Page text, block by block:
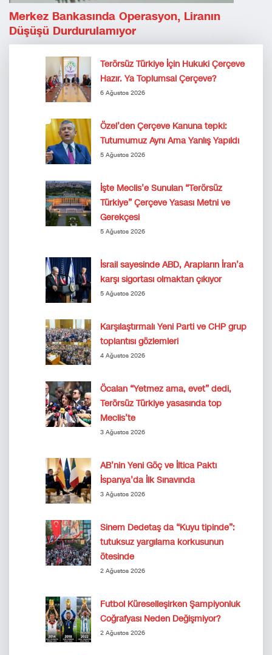
Merkez Bankasında Operasyon, Liranın
Düşüşü Durdurulamıyor
Terörsüz Türkiye İçin Hukuki Çerçeve
Hazır. Ya Toplumsal Çerçeve?
6 Ağustos 2026
Özel’den Çerçeve Kanuna tepki:
Tutumumuz Aynı Ama Yanlış Yapıldı
5 Ağustos 2026
İşte Meclis’e Sunulan “Terörsüz
Türkiye” Çerçeve Yasası Metni ve
Gerekçesi
5 Ağustos 2026
İsrail sayesinde ABD, Arapların İran’a
karşı sigortası olmaktan çıkıyor
5 Ağustos 2026
Karşılaştırmalı Yeni Parti ve CHP grup
toplantısı gözlemleri
4 Ağustos 2026
Öcalan “Yetmez ama, evet” dedi,
Terörsüz Türkiye yasasında top
Meclis’te
3 Ağustos 2026
AB’nin Yeni Göç ve İltica Paktı
İspanya’da İlk Sınavında
3 Ağustos 2026
Sinem Dedetaş da “Kuyu tipinde”:
tutuksuz yargılama korkusunun
ötesinde
2 Ağustos 2026
Futbol Küreselleşirken Şampiyonluk
Coğrafyası Neden Değişmiyor?
2 Ağustos 2026